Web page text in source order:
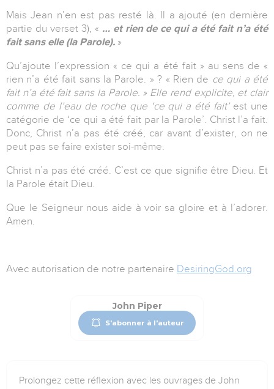
Mais Jean n’en est pas resté là. Il a ajouté (en dernière
partie du verset 3), « … et rien de ce qui a été fait n’a été
fait sans elle (la Parole). »
Qu’ajoute l’expression « ce qui a été fait » au sens de «
rien n’a été fait sans la Parole. » ? « Rien de ce qui a été
fait n’a été fait sans la Parole. » Elle rend explicite, et clair
comme de l’eau de roche que ‘ce qui a été fait’est une
catégorie de ‘ce qui a été fait par la Parole’. Christ l’a fait.
Donc, Christ n’a pas été créé, car avant d’exister, on ne
peut pas se faire exister soi-même.
Christ n’a pas été créé. C’est ce que signifie être Dieu. Et
la Parole était Dieu.
Que le Seigneur nous aide à voir sa gloire et à l’adorer.
Amen.
Avec autorisation de notre partenaire DesiringGod.org
John Piper
S'abonner à l'auteur
Prolongez cette réflexion avec les ouvrages de John